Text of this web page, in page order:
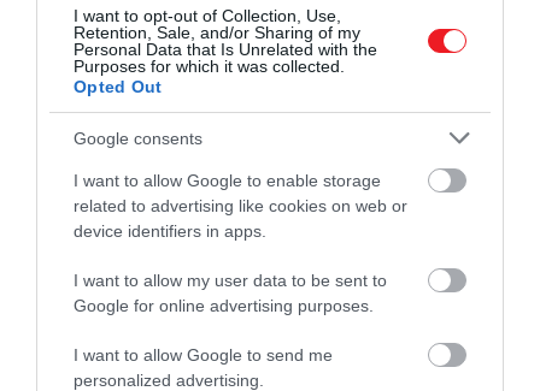
I want to opt-out of Collection, Use,
Retention, Sale, and/or Sharing of my
Personal Data that Is Unrelated with the
Purposes for which it was collected.
Opted Out
Google consents
I want to allow Google to enable storage
related to advertising like cookies on web or
device identifiers in apps.
I want to allow my user data to be sent to
Google for online advertising purposes.
I want to allow Google to send me
personalized advertising.
– mondtaSean Duffymegbízott NASA-vezető a
sajtótájékoztatón.
ezeket a leopárdmintákat, és úgy gondoljuk,
hogy valamilyen ősi élet hozhatta létre őket. Ma
egy lépéssel közelebb kerültünk ahhoz, hogy
választ adjunk az emberiség egyik legmélyebb
kérdésére: valóban egyedül vagyunk-e az
univerzumban?
– fogalmazottNicky Fox, a NASA egyik vezetője.